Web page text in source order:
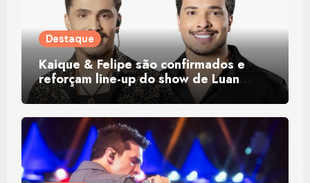
Destaque
Kaique & Felipe são confirmados e
reforçam line-up do show de Luan
Santana em Montes Claros